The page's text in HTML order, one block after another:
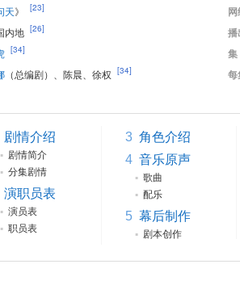
天》 [23]
内地 [26]
[34]
（总编剧） 陈晨 徐权 [34]
播
集
每
剧情介绍
▪ 剧情简介
▪ 分集剧情
演职员表
▪ 演员表
▪ 职员表
3 角色介绍
4 音乐原声
▪ 歌曲
▪ 配乐
5 幕后制作
▪ 剧本创作